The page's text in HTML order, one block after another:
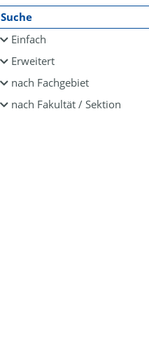
Suche
Einfach
Erweitert
nach Fachgebiet
nach Fakultät / Sektion